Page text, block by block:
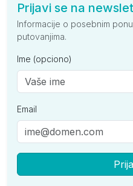
Prijavi se na
Informacije o posebnim
putovanjima.
Ime (opciono)
Email